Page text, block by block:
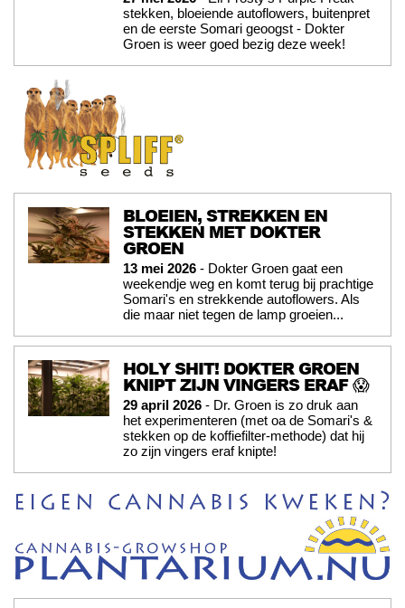
stekken, bloeiende autoflowers, buitenpret
en de eerste Somari geoogst - Dokter
Groen is weer goed bezig deze week!
BLOEIEN, STREKKEN EN
STEKKEN MET DOKTER
GROEN
13 mei 2026 - Dokter Groen gaat een
weekendje weg en komt terug bij prachtige
Somari's en strekkende autoflowers. Als
die maar niet tegen de lamp groeien...
HOLY SHIT! DOKTER GROEN
KNIPT ZIJN VINGERS ERAF 😱
29 april 2026 - Dr. Groen is zo druk aan
het experimenteren (met oa de Somari's &
stekken op de koffiefilter-methode) dat hij
zo zijn vingers eraf knipte!